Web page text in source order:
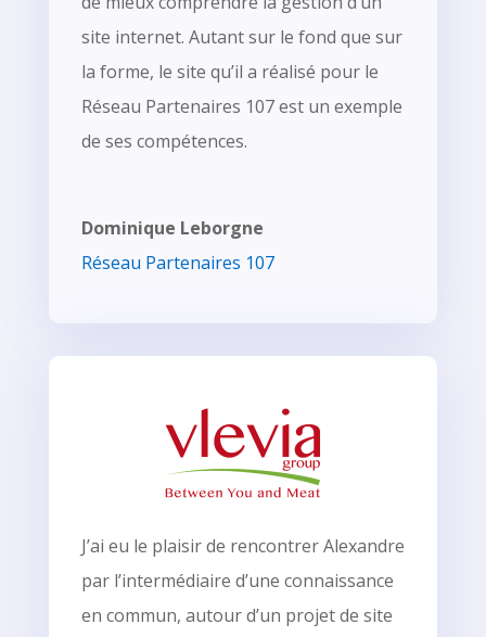
site internet. Autant sur le fond que sur
la forme, le site qu’il a réalisé pour le
Réseau Partenaires 107 est un exemple
de ses compétences.
Dominique Leborgne
Réseau Partenaires 107
J’ai eu le plaisir de rencontrer Alexandre
par l’intermédiaire d’une connaissance
en commun, autour d’un projet de site